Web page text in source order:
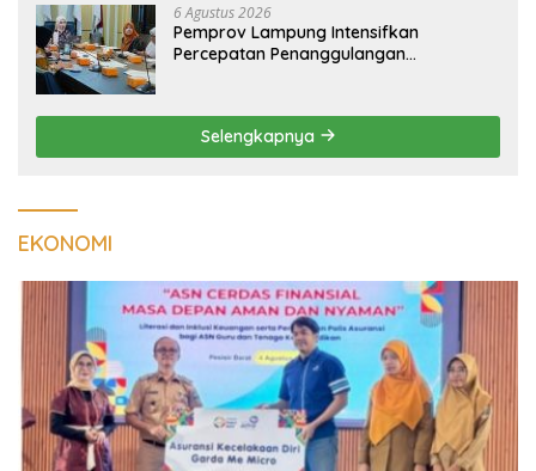
6 Agustus 2026
Pemprov Lampung Intensifkan
Percepatan Penanggulangan
Selengkapnya
EKONOMI